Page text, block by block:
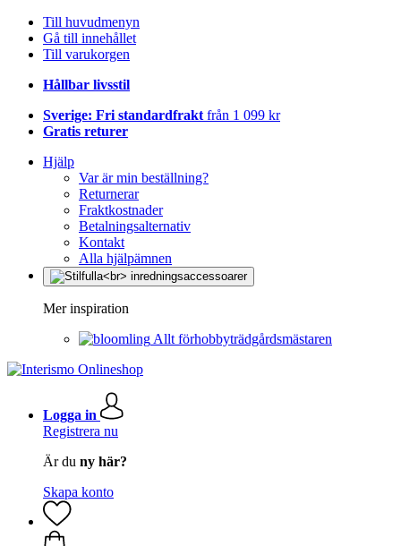
Till huvudmenyn
Gå till innehållet
Till varukorgen
Hållbar livsstil
Sverige: Fri standardfrakt från 1 099 kr
Gratis returer
Hjälp
Var är min beställning?
Returnerar
Fraktkostnader
Betalningsalternativ
Kontakt
Alla hjälpämnen
Mer inspiration
Allt förhobbyträdgårdsmästaren
Logga in
Registrera nu
Är du ny här?
Skapa konto